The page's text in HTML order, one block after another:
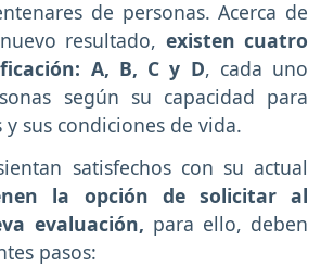
de personas. Acerca de
resultado, existen cuatro
A, B, C y D, cada uno
según su capacidad para
sus condiciones de vida.
satisfechos con su actual
la opción de solicitar al
evaluación, para ello, deben
pasos: